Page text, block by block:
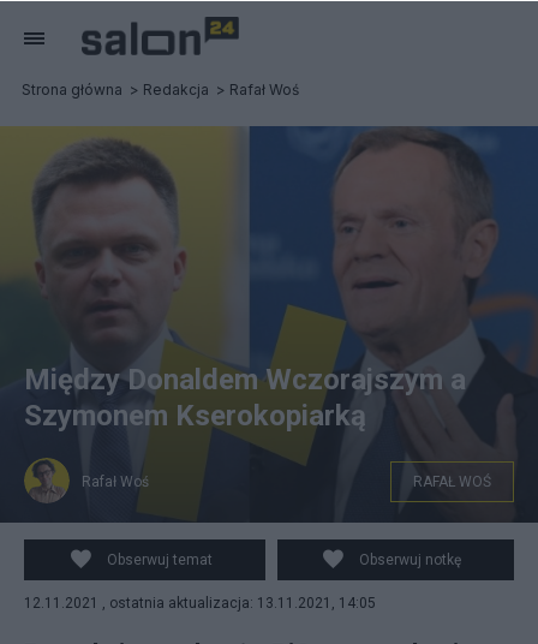
Strona główna Redakcja Rafał Woś
Między Donaldem Wczorajszym a
Szymonem Kserokopiarką
Rafał Woś RAFAŁ WOŚ
Obserwuj temat Obserwuj notkę
12.11.2021 , ostatnia aktualizacja: 13.11.2021, 14:05